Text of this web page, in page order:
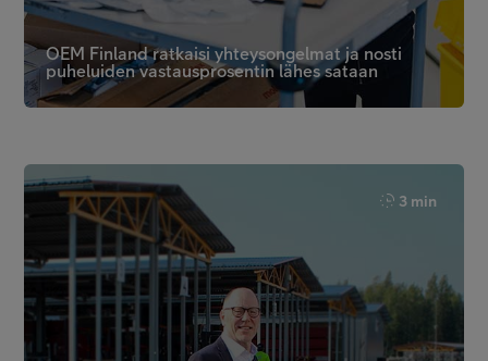
OEM Finland ratkaisi yhteysongelmat ja nosti
puheluiden vastausprosentin lähes sataan
3 min